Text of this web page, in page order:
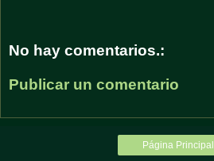
No hay comentarios.:
Publicar un comentario
Página Principal